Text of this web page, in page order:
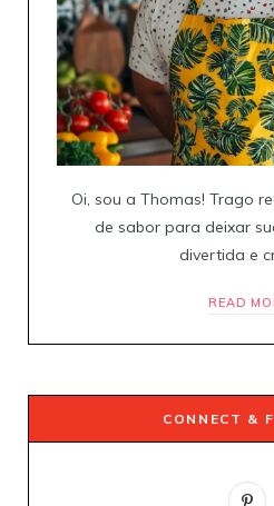
Oi, sou a Thomas! Trago
de sabor para deixar
divertida e
READ
CONNECT &
P